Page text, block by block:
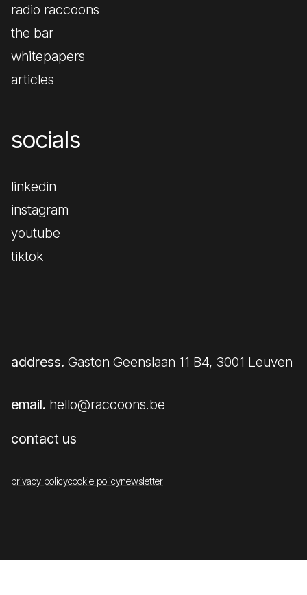
radio raccoons
the bar
whitepapers
articles
socials
linkedin
instagram
youtube
tiktok
address. Gaston Geenslaan 11 B4, 3001 Leuven
email. hello@raccoons.be
contact us
privacy policycookie policynewsletter